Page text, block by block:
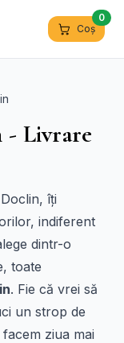
Coș
0
Livrare
îți
indiferent
dintr-o
toate
. Fie că vrei să
un strop de
ziua mai